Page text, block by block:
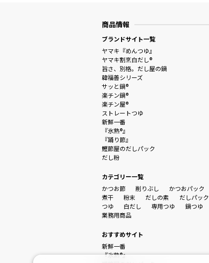
商品情報
ブランドサイト一覧
ヤマキ『めんつゆ』
ヤマキ割烹白だし®
旨さ、別格。だし屋の鍋
韓福善シリーズ
サッと鍋®
楽チン鍋®
楽チン屋®
ストレートつゆ
新鮮一番
『氷熟®』
『踊り節』
鰹節屋のだしパック
だし粉
カテゴリー一覧
かつお節
削りぶし
かつおパック
煮干
粉末 だしの素
だしパック
つゆ
白だし 専用つゆ
鍋つゆ
業務用商品
おすすめサイト
新鮮一番
『氷熟®』